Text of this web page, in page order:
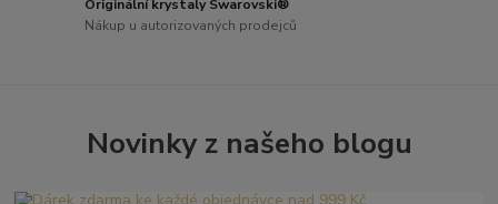
Originální krystaly Swarovski®
Nákup u autorizovaných prodejců
Novinky z našeho blogu